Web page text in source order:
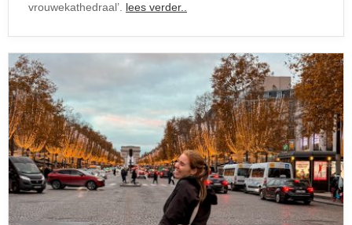
vrouwekathedraal’. lees verder..